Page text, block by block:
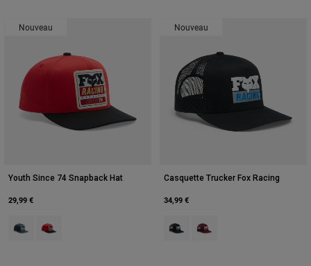
Nouveau
Youth Since 74 Snapback Hat
29,99 €
Product swatch type of Bleu minuit.
Product swatch type of Rouge.
Nouveau
Casquette Trucker Fox Racing
34,99 €
Product swatch type of Noir.
Product swatch type of